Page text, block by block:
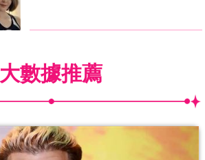
大數據推薦